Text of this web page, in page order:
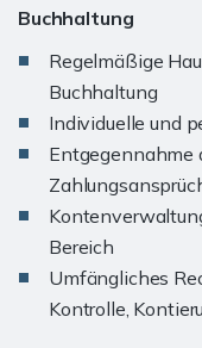
Buchhaltung
Regelmäßige
Buchhaltung
Individuelle und
Entgegennahme
Bereich
Umfängliches
Kontrolle,